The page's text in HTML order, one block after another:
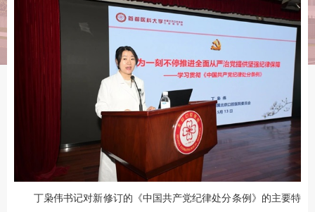
丁枭伟书记对新修订的《中国共产党纪律处分条例》的主要特